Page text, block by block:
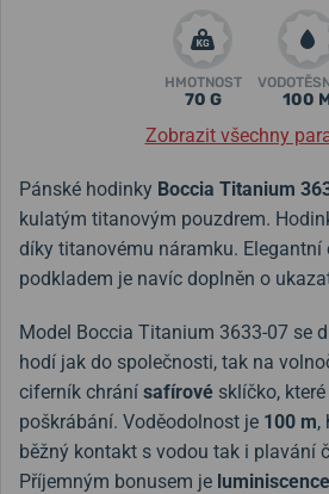
HMOTNOST
70 G 100
Zobrazit všechny
Pánské hodinky Boccia Titanium
kulatým titanovým pouzdrem.
díky titanovému náramku. Elegantní
podkladem je navíc doplněn o
Model Boccia Titanium 3633-07 se
hodí jak do společnosti, tak na
ciferník chrání safírové sklíčko,
poškrábání. Voděodolnost je 100 m,
běžný kontakt s vodou tak i plavání
Příjemným bonusem je luminiscence